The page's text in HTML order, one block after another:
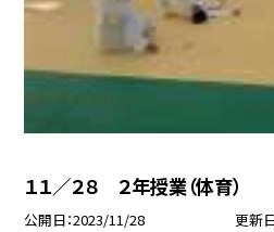
１１／２８ ２年授業（体育）
公開日 2023/11/28 更新